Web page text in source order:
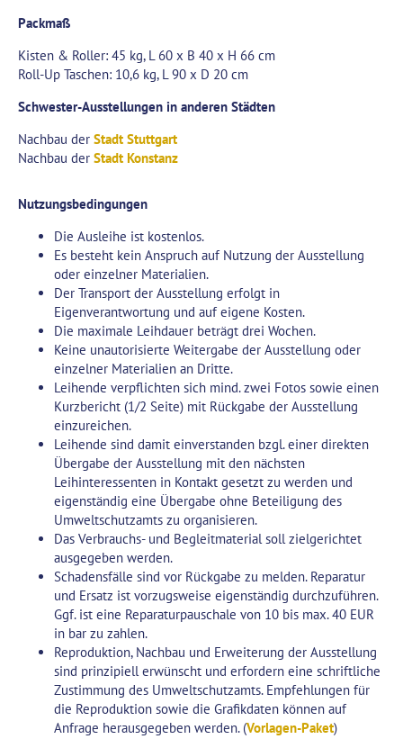
Packmaß
Kisten & Roller: 45 kg, L 60 x B 40 x H 66 cm
Roll-Up Taschen: 10,6 kg, L 90 x D 20 cm
Schwester-Ausstellungen in anderen Städten
Nachbau der Stadt Stuttgart
Nachbau der Stadt Konstanz
Nutzungsbedingungen
Die Ausleihe ist kostenlos.
Es besteht kein Anspruch auf Nutzung der Ausstellung
oder einzelner Materialien.
Der Transport der Ausstellung erfolgt in
Eigenverantwortung und auf eigene Kosten.
Die maximale Leihdauer beträgt drei Wochen.
Keine unautorisierte Weitergabe der Ausstellung oder
einzelner Materialien an Dritte.
Leihende verpflichten sich mind. zwei Fotos sowie einen
Kurzbericht (1/2 Seite) mit Rückgabe der Ausstellung
einzureichen.
Leihende sind damit einverstanden bzgl. einer direkten
Übergabe der Ausstellung mit den nächsten
Leihinteressenten in Kontakt gesetzt zu werden und
eigenständig eine Übergabe ohne Beteiligung des
Umweltschutzamts zu organisieren.
Das Verbrauchs- und Begleitmaterial soll zielgerichtet
ausgegeben werden.
Schadensfälle sind vor Rückgabe zu melden. Reparatur
und Ersatz ist vorzugsweise eigenständig durchzuführen.
Ggf. ist eine Reparaturpauschale von 10 bis max. 40 EUR
in bar zu zahlen.
Reproduktion, Nachbau und Erweiterung der Ausstellung
sind prinzipiell erwünscht und erfordern eine schriftliche
Zustimmung des Umweltschutzamts. Empfehlungen für
die Reproduktion sowie die Grafikdaten können auf
Anfrage herausgegeben werden. (Vorlagen-Paket)